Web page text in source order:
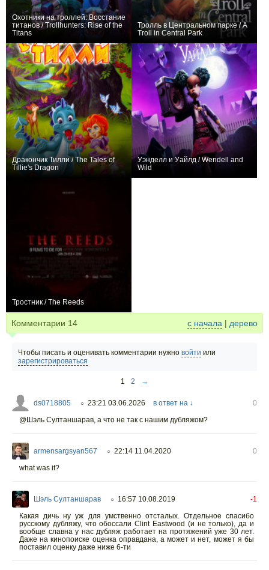
Охотники на троллей: Восстание
титанов / Trollhunters: Rise of the
Titans
Тролль в Центральном парке / A
Troll in Central Park
Дракончик Тилли / The Tales of
Tillie's Dragon
Уэнделл и Уайлд / Wendell and
Wild
Тростник / The Reeds
Комментарии 14 с начала | дерево
Чтобы писать и оценивать комментарии нужно войти или
зарегистрироваться
1 2 →
ds0718805 ○ 23:21 03.06.2026 в ответ на ↓
0
@Шэль Султаншарав, а что не так с нашим дубляжом?
armensargsyan567 ○ 22:14 11.04.2020
0
what was it?
Шэль Султаншарав ○ 16:57 10.08.2019
-1
Какая дичь ну уж для умственно отсталых. Отдельное спасибо
русскому дубляжу, что обоссали Clint Eastwood (и не только), да и
вообще славна у нас дубляж работает на протяжений уже 30 лет.
Даже на кинопоиске оценка оправдана, а может и нет, может я бы
поставил оценку даже ниже 6-ти